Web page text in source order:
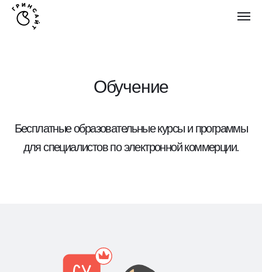
Обучение
Бесплатные образовательные курсы и программы
для специалистов по электронной коммерции.